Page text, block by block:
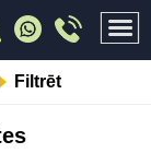
Filtrēt